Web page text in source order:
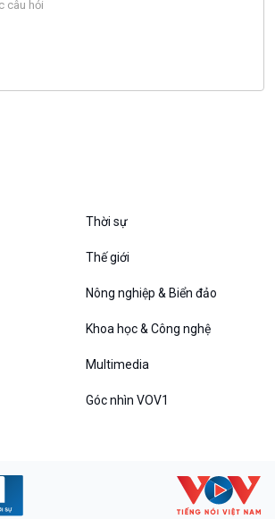
Thời sự
Thế giới
Nông nghiệp & Biển đảo
Khoa học & Công nghệ
Multimedia
Góc nhìn VOV1